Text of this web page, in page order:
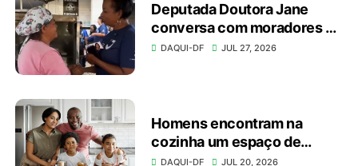
Deputada Doutora Jane
conversa com moradores e
apresenta investimentos
DAQUI-DF JUL 27, 2026
Homens encontram na
cozinha um espaço de
autonomia, bem-estar e
DAQUI-DF JUL 20, 2026